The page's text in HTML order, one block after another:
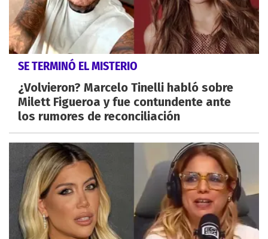
SE TERMINÓ EL MISTERIO
¿Volvieron? Marcelo Tinelli habló sobre
Milett Figueroa y fue contundente ante
los rumores de reconciliación